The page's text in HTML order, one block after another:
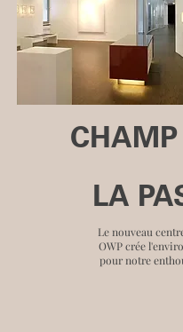
LA
Le nouveau
OWP crée
pour notre